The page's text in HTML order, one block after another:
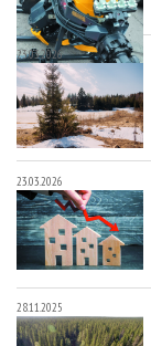
23.03.2026
23.03.2026
28.11.2025